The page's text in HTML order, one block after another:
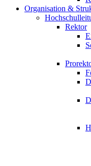
Organisation &
Rektor